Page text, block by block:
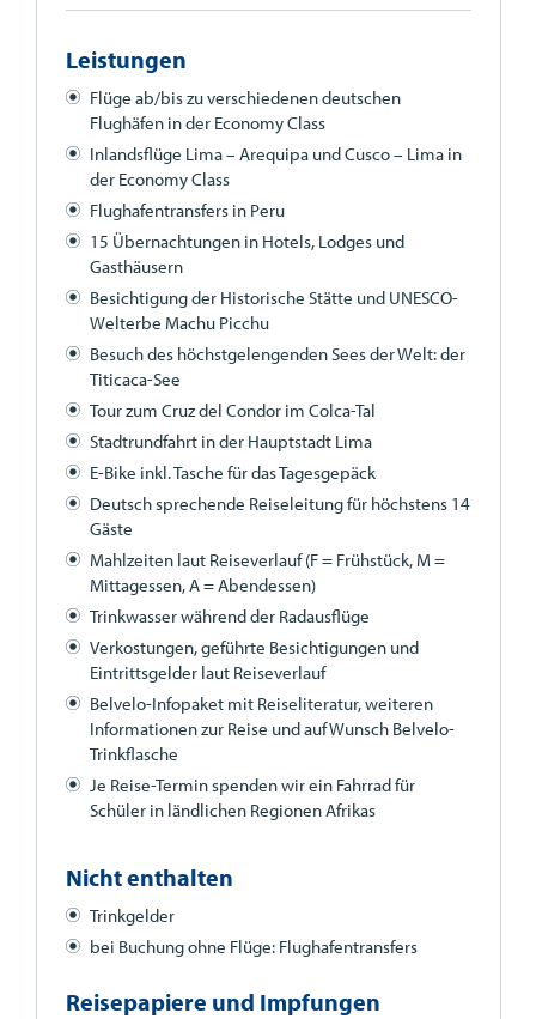
Leistungen
Flüge ab/bis zu verschiedenen deutschen
Flughäfen in der Economy Class
Inlandsflüge Lima – Arequipa und Cusco – Lima in
der Economy Class
Flughafentransfers in Peru
15 Übernachtungen in Hotels, Lodges und
Gasthäusern
Besichtigung der Historische Stätte und UNESCO-
Welterbe Machu Picchu
Besuch des höchstgelengenden Sees der Welt: der
Titicaca-See
Tour zum Cruz del Condor im Colca-Tal
Stadtrundfahrt in der Hauptstadt Lima
E-Bike inkl. Tasche für das Tagesgepäck
Deutsch sprechende Reiseleitung für höchstens 14
Gäste
Mahlzeiten laut Reiseverlauf (F = Frühstück, M =
Mittagessen, A = Abendessen)
Trinkwasser während der Radausflüge
Verkostungen, geführte Besichtigungen und
Eintrittsgelder laut Reiseverlauf
Belvelo-Infopaket mit Reiseliteratur, weiteren
Informationen zur Reise und auf Wunsch Belvelo-
Trinkflasche
Je Reise-Termin spenden wir ein Fahrrad für
Schüler in ländlichen Regionen Afrikas
Nicht enthalten
Trinkgelder
bei Buchung ohne Flüge: Flughafentransfers
Reisepapiere und Impfungen